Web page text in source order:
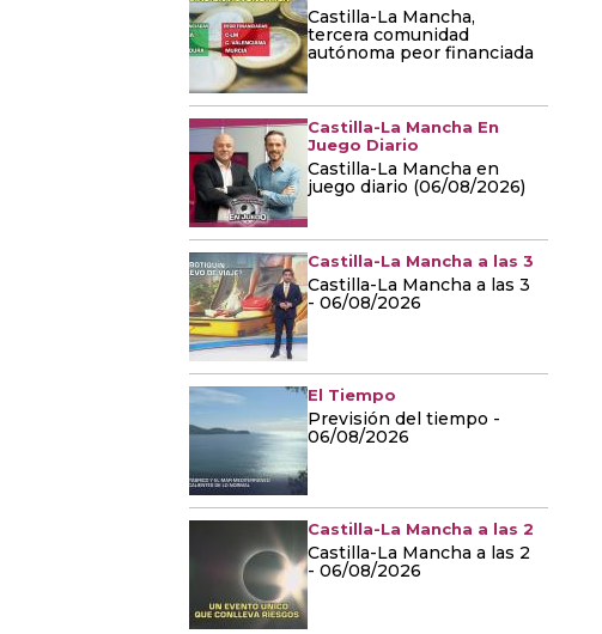
Castilla-La Mancha,
tercera comunidad
autónoma peor financiada
Castilla-La Mancha En
Juego Diario
Castilla-La Mancha en
juego diario (06/08/2026)
Castilla-La Mancha a las 3
Castilla-La Mancha a las 3
- 06/08/2026
El Tiempo
Previsión del tiempo -
06/08/2026
Castilla-La Mancha a las 2
Castilla-La Mancha a las 2
- 06/08/2026